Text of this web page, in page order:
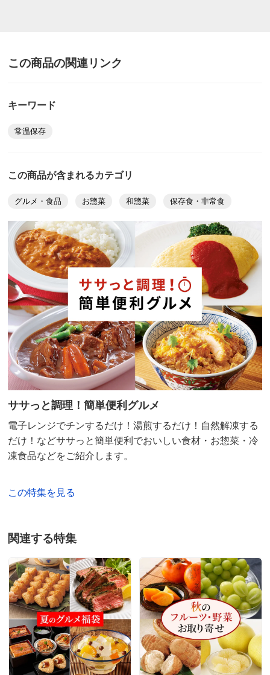
ディノスのサイズ
2025/03/15
薄味で私は好みです。
よく考えて作られた商品だと思います。
2024/12/25
京都府
パーキンソンで食の細い母がけんちん汁を喜んで食べて
くれました。本当に良かったです。
2023/10/19
東京都
非常食として購入しました。まだ食べていませんが美味
しそうです。
2023/06/24
す。
買い物はお勧めできません。
2023/05/25
大阪府
どちらも、野菜が多く食べられるのでいい。豚汁は美味
この商品の関連リンク
キーワード
常温保存
この商品が含まれるカテゴリ
グルメ・食品 お惣菜 和惣菜 保存食・非常食
ササっと調理！簡単便利グルメ
電子レンジでチンするだけ！湯煎するだけ！自然解凍する
だけ！などササっと簡単便利でおいしい食材・お惣菜・冷
凍食品などをご紹介します。
この特集を見る
関連する特集